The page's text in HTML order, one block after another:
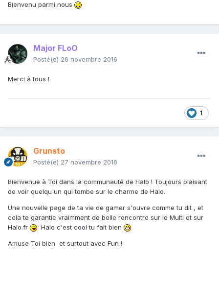
Bienvenu parmi nous
Major FLoO
Posté(e) 26 novembre 2016
Merci à tous !
1
Grunsto
Posté(e) 27 novembre 2016
Bienvenue à Toi dans la communauté de Halo ! Toujours plaisant
de voir quelqu'un qui tombe sur le charme de Halo.
Une nouvelle page de ta vie de gamer s'ouvre comme tu dit , et
cela te garantie vraimment de belle rencontre sur le Multi et sur
Halo.fr
Halo c'est cool tu fait bien
Amuse Toi bien et surtout avec Fun !